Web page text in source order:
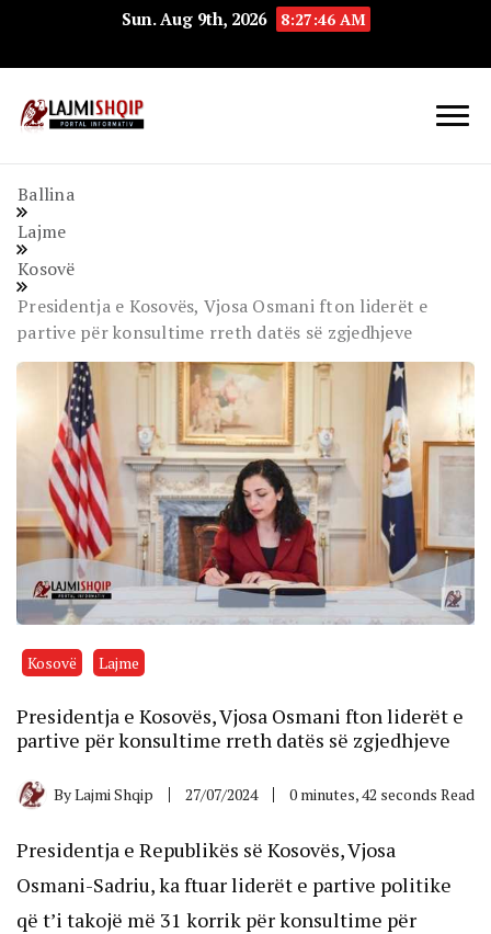
Sun. Aug 9th, 2026 8:27:47 AM
Ballina
Lajme
Kosovë
Presidentja e Kosovës, Vjosa Osmani fton liderët e
partive për konsultime rreth datës së zgjedhjeve
Kosovë Lajme
Presidentja e Kosovës, Vjosa Osmani fton liderët e
partive për konsultime rreth datës së zgjedhjeve
ByLajmi Shqip 27/07/2024 0 minutes, 42 seconds Read
Presidentja e Republikës së Kosovës, Vjosa
Osmani-Sadriu, ka ftuar liderët e partive politike
që t’i takojë më 31 korrik për konsultime për